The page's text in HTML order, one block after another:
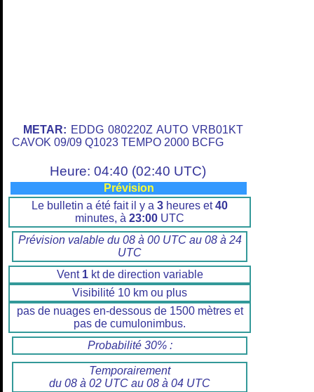
METAR: EDDG 080220Z AUTO VRB01KT
CAVOK 09/09 Q1023 TEMPO 2000 BCFG
Heure: 04:40 (02:40 UTC)
Prévision
Le bulletin a été fait il y a 3 heures et40
minutes, à 23:00 UTC
Prévision valable du 08 à 00 UTC au 08 à 24
UTC
Vent 1kt de direction variable
Visibilité 10 km ou plus
pas de nuages en-dessous de 1500 mètres et
pas de cumulonimbus.
Probabilité 30% :
Temporairement
du 08 à 02 UTC au 08 à 04 UTC